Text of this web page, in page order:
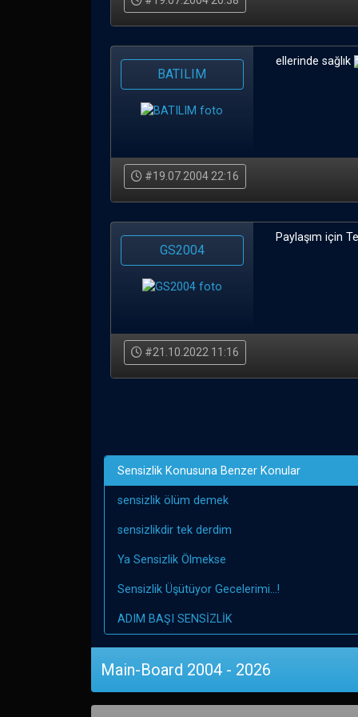
BATILIM
ellerinde sağlık
#19.07.2004 22:16
GS2004
Paylaşım için
#21.10.2022 11:16
Sensizlik Konusuna Benzer Konular
sensizlik ölüm demek
sensizlikdir tek derdim
Ya Sensizlik Ölmekse
Sensizlik Üşütüyor Gecelerimi...!
ADIM BAŞI SENSİZLİK
Main-Board 2004 - 2026